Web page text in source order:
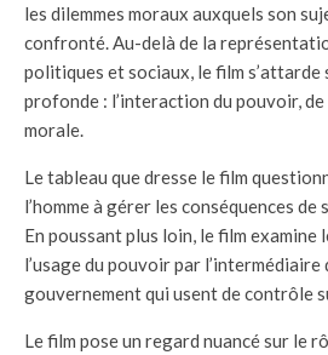
les dilemmes moraux auxquels son
confronté. Au-delà de la
politiques et sociaux, le film s’attarde
profonde : l’interaction du pouvoir, de
morale.
Le tableau que dresse le film
l’homme à gérer les conséquences
En poussant plus loin, le film examine
l’usage du pouvoir par l’intermédiaire
gouvernement qui usent de contrôle
Le film pose un regard nuancé sur le